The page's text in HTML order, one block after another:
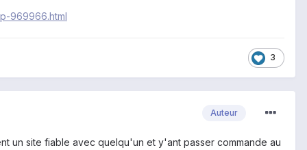
969966.html
3
Auteur
un site fiable avec quelqu'un et y'ant passer commande au